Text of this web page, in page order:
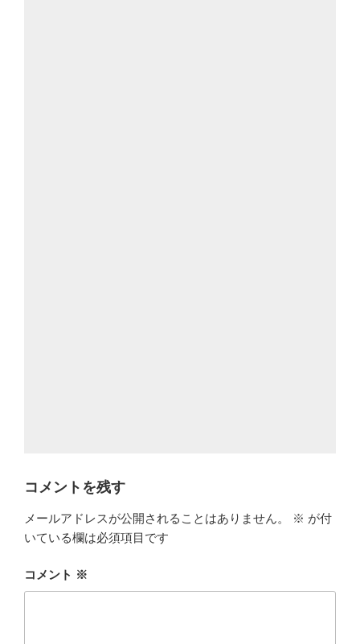
コメントを残す
メールアドレスが公開されることはありません。 ※ が付
いている欄は必須項目です
コメント ※